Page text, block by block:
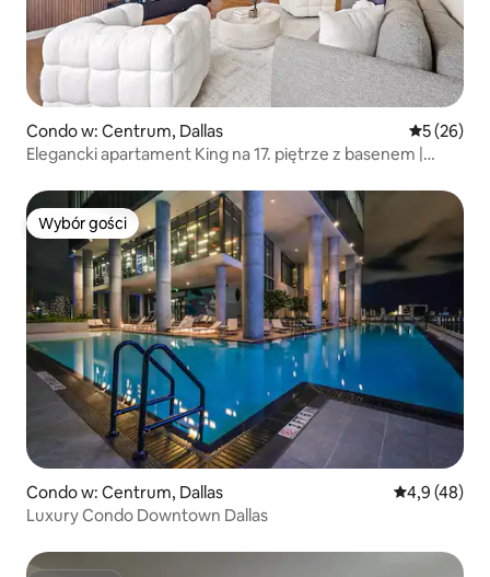
Condo w: Centrum, Dallas Średnia
5 (26)
Elegancki apartament King na 17. piętrze z basenem |
Wybór gości
Wybór gości
Condo w: Centrum, Dallas Średnia
4,9 (48)
Luxury Condo Downtown Dallas